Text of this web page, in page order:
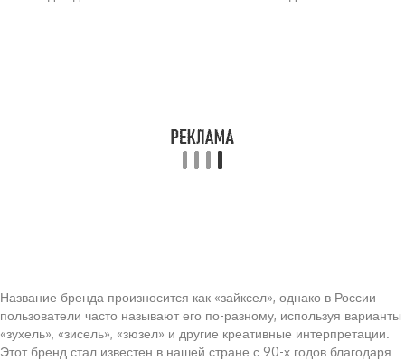
Название бренда произносится как «зайксел», однако в России
пользователи часто называют его по-разному, используя варианты
«зухель», «зисель», «зюзел» и другие креативные интерпретации.
Этот бренд стал известен в нашей стране с 90-х годов благодаря